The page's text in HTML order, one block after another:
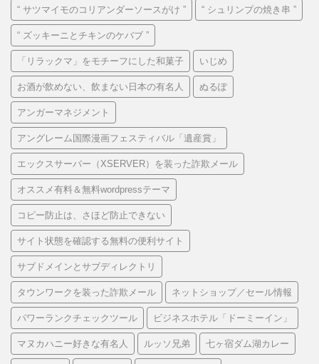
“ サツマイモのコリアンダーソースがけ ” “ シュリンプの焼き串 ”
“ ズッキーニとチキンのケバブ ”
「リラックマ」をモチーフにした和菓子 いじめ
お酒が飲めない、飲まない日本の有名人 ぬるぽ
アンガーマネジメント
アングレーム国際漫画フェスティバル「遺産賞」
エックスサーバー（XSERVER）を装った詐欺メール
オススメ有料＆無料wordpressテーマ
コピー防止は、さほど防止できない
サイト状態を確認する無料の便利サイト
サブドメインとサブディレクトリ
タウンワークを装った詐欺メール ネットショップ／セール情報
パワーランクチェックツール ビジネスホテル「ドーミーイン」
マヌカハニー好きな有名人 ルッソ兄弟 七ヶ宿ダム湖カレー